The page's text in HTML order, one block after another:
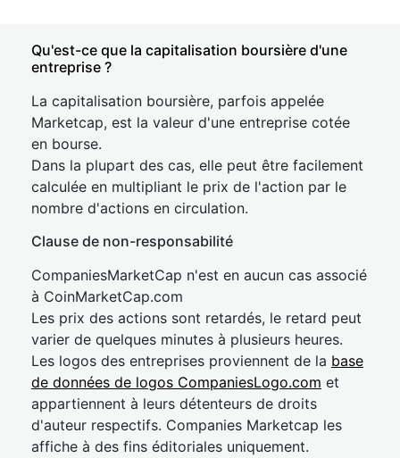
Qu'est-ce que la capitalisation boursière d'une
entreprise ?
La capitalisation boursière, parfois appelée
Marketcap, est la valeur d'une entreprise cotée
en bourse.
Dans la plupart des cas, elle peut être facilement
calculée en multipliant le prix de l'action par le
nombre d'actions en circulation.
Clause de non-responsabilité
CompaniesMarketCap n'est en aucun cas associé
à CoinMarketCap.com
Les prix des actions sont retardés, le retard peut
varier de quelques minutes à plusieurs heures.
Les logos des entreprises proviennent de la base
de données de logos CompaniesLogo.com et
appartiennent à leurs détenteurs de droits
d'auteur respectifs. Companies Marketcap les
affiche à des fins éditoriales uniquement.